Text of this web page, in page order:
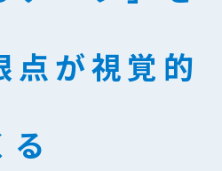
点が視覚的